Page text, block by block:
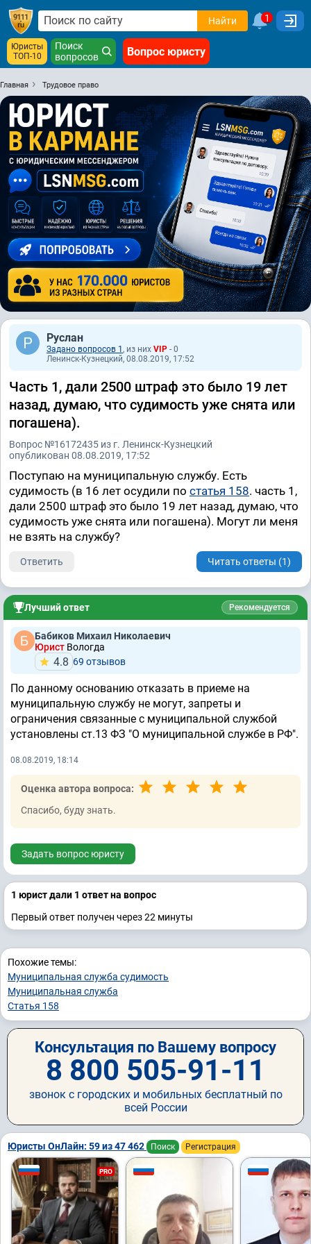
Найти 1
Юристы
ТОП-10
Поиск
вопросов
Вопрос юристу
Главная Трудовое право
Руслан
Задано вопросов 1 , из них VIP - 0
Ленинск-Кузнецкий, 08.08.2019, 17:52
Часть 1, дали 2500 штраф это было 19 лет
назад, думаю, что судимость уже снята или
погашена).
Вопрос №16172435 из г. Ленинск-Кузнецкий
опубликован 08.08.2019, 17:52
Поступаю на муниципальную службу. Есть
судимость (в 16 лет осудили по статья 158. часть 1,
дали 2500 штраф это было 19 лет назад, думаю, что
судимость уже снята или погашена). Могут ли меня
не взять на службу?
Ответить Читать ответы (1)
Лучший ответ Рекомендуется
Бабиков Михаил Николаевич
Юрист Вологда
4.8 69 отзывов
По данному основанию отказать в приеме на
муниципальную службу не могут, запреты и
ограничения связанные с муниципальной службой
установлены ст.13 ФЗ "О муниципальной службе в РФ".
08.08.2019, 18:14
Оценка автора вопроса:
Спасибо, буду знать.
Задать вопрос юристу
1 юрист дали 1 ответ на вопрос
Первый ответ получен через 22 минуты
Похожие темы:
Муниципальная служба судимость
Муниципальная служба
Статья 158
Консультация по Вашему вопросу
8 800 505-91-11
звонок с городских и мобильных бесплатный по
всей России
Юристы ОнЛайн: 59 из 47 462 Поиск Регистрация
PRO